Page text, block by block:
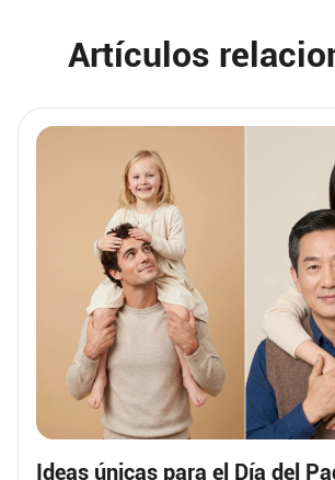
Artículos
Ideas únicas para el Día del